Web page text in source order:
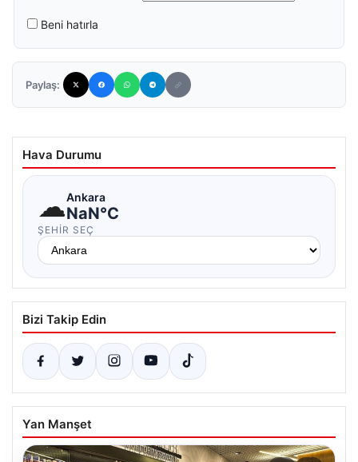
Beni hatırla
Paylaş:
Hava Durumu
☁Ankara
NaN°C
ŞEHIR SEÇ
Bizi Takip Edin
Yan Manşet